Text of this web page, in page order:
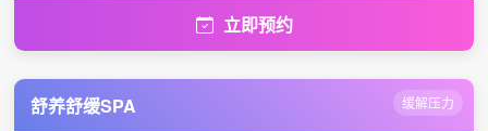
立即预约
舒养舒缓SPA 缓解压力